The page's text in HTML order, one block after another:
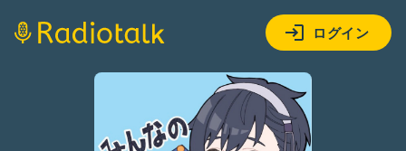
ログイン